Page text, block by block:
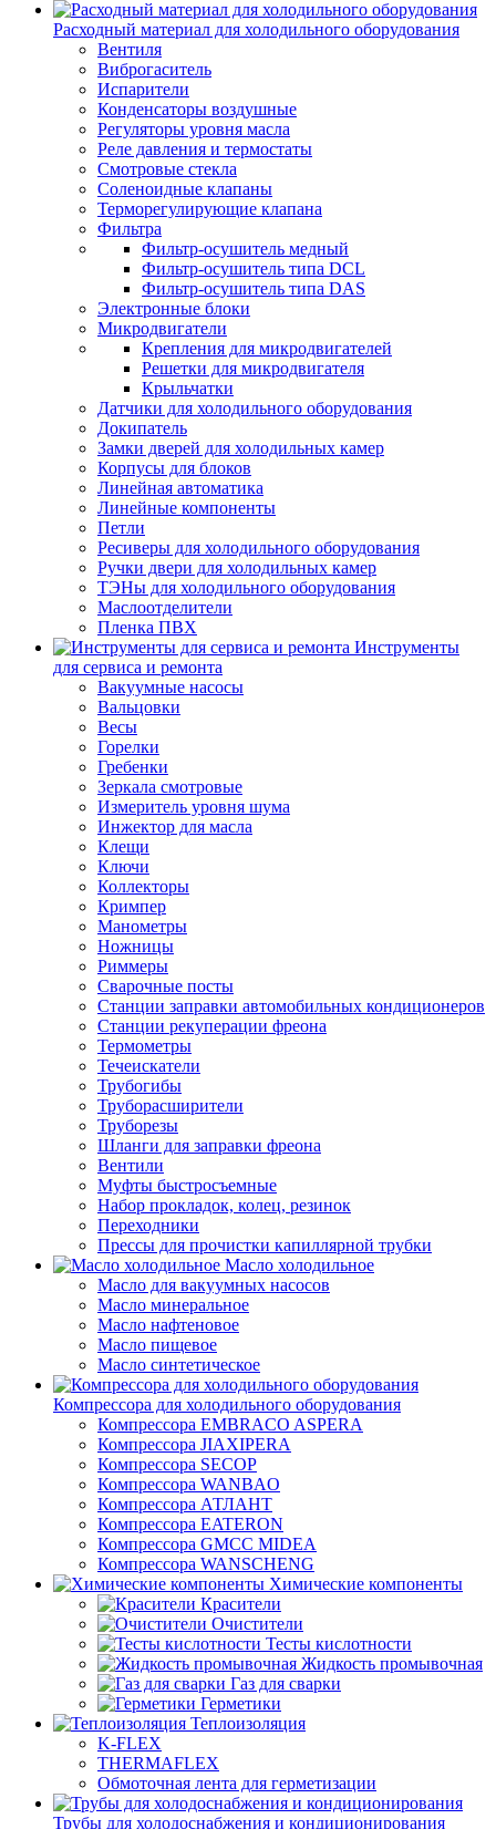
Расходный материал для холодильного оборудования
Вентиля
Виброгаситель
Испарители
Конденсаторы воздушные
Регуляторы уровня масла
Реле давления и термостаты
Смотровые стекла
Соленоидные клапаны
Терморегулирующие клапана
Фильтра
Фильтр-осушитель медный
Фильтр-осушитель типа DCL
Фильтр-осушитель типа DAS
Электронные блоки
Микродвигатели
Крепления для микродвигателей
Решетки для микродвигателя
Крыльчатки
Датчики для холодильного оборудования
Докипатель
Замки дверей для холодильных камер
Корпусы для блоков
Линейная автоматика
Линейные компоненты
Петли
Ресиверы для холодильного оборудования
Ручки двери для холодильных камер
ТЭНы для холодильного оборудования
Маслоотделители
Пленка ПВХ
Инструменты
для сервиса и ремонта
Вакуумные насосы
Вальцовки
Весы
Горелки
Гребенки
Зеркала смотровые
Измеритель уровня шума
Инжектор для масла
Клещи
Ключи
Коллекторы
Кримпер
Манометры
Ножницы
Риммеры
Сварочные посты
Станции заправки автомобильных кондиционеров
Станции рекуперации фреона
Термометры
Течеискатели
Трубогибы
Труборасширители
Труборезы
Шланги для заправки фреона
Вентили
Муфты быстросъемные
Набор прокладок, колец, резинок
Переходники
Прессы для прочистки капиллярной трубки
Масло холодильное
Масло для вакуумных насосов
Масло минеральное
Масло нафтеновое
Масло пищевое
Масло синтетическое
Компрессора для холодильного оборудования
Компрессора EMBRACO ASPERA
Компрессора JIAXIPERA
Компрессора SECOP
Компрессора WANBAO
Компрессора АТЛАНТ
Компрессора EATERON
Компрессора GMCC MIDEA
Компрессора WANSCHENG
Химические компоненты
Красители
Очистители
Тесты кислотности
Жидкость промывочная
Газ для сварки
Герметики
Теплоизоляция
K-FLEX
THERMAFLEX
Обмоточная лента для герметизации
Трубы для холодоснабжения и кондиционирования